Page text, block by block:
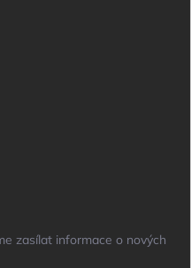
zasílat informace o nových